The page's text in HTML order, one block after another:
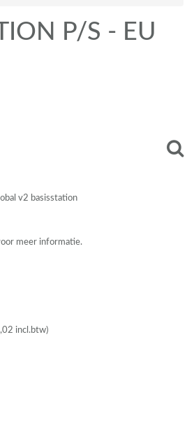
P/S - EU
v2 basisstation
meer informatie.
,02 incl.btw)